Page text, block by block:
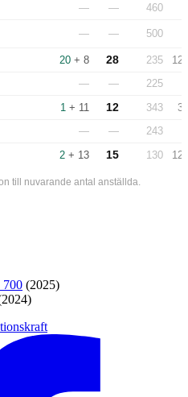
— — 460
— — 500
20 + 8 28 235
— — 225
1 + 11 12 343
— — 243
2 + 13 15 130
till nuvarande antal anställda.
700 (2025)